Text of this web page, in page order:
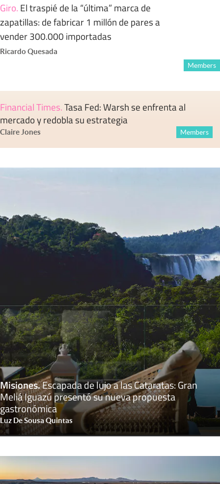
Giro. El traspié de la “última” marca de
zapatillas: de fabricar 1 millón de pares a
vender 300.000 importadas
Ricardo Quesada
Members
Financial Times.Tasa Fed: Warsh se enfrenta al
mercado y redobla su estrategia
Claire Jones Members
Misiones.Escapada de lujo a las Cataratas: Gran
Meliá Iguazú presentó su nueva propuesta
gastronómica
Luz De Sousa Quintas